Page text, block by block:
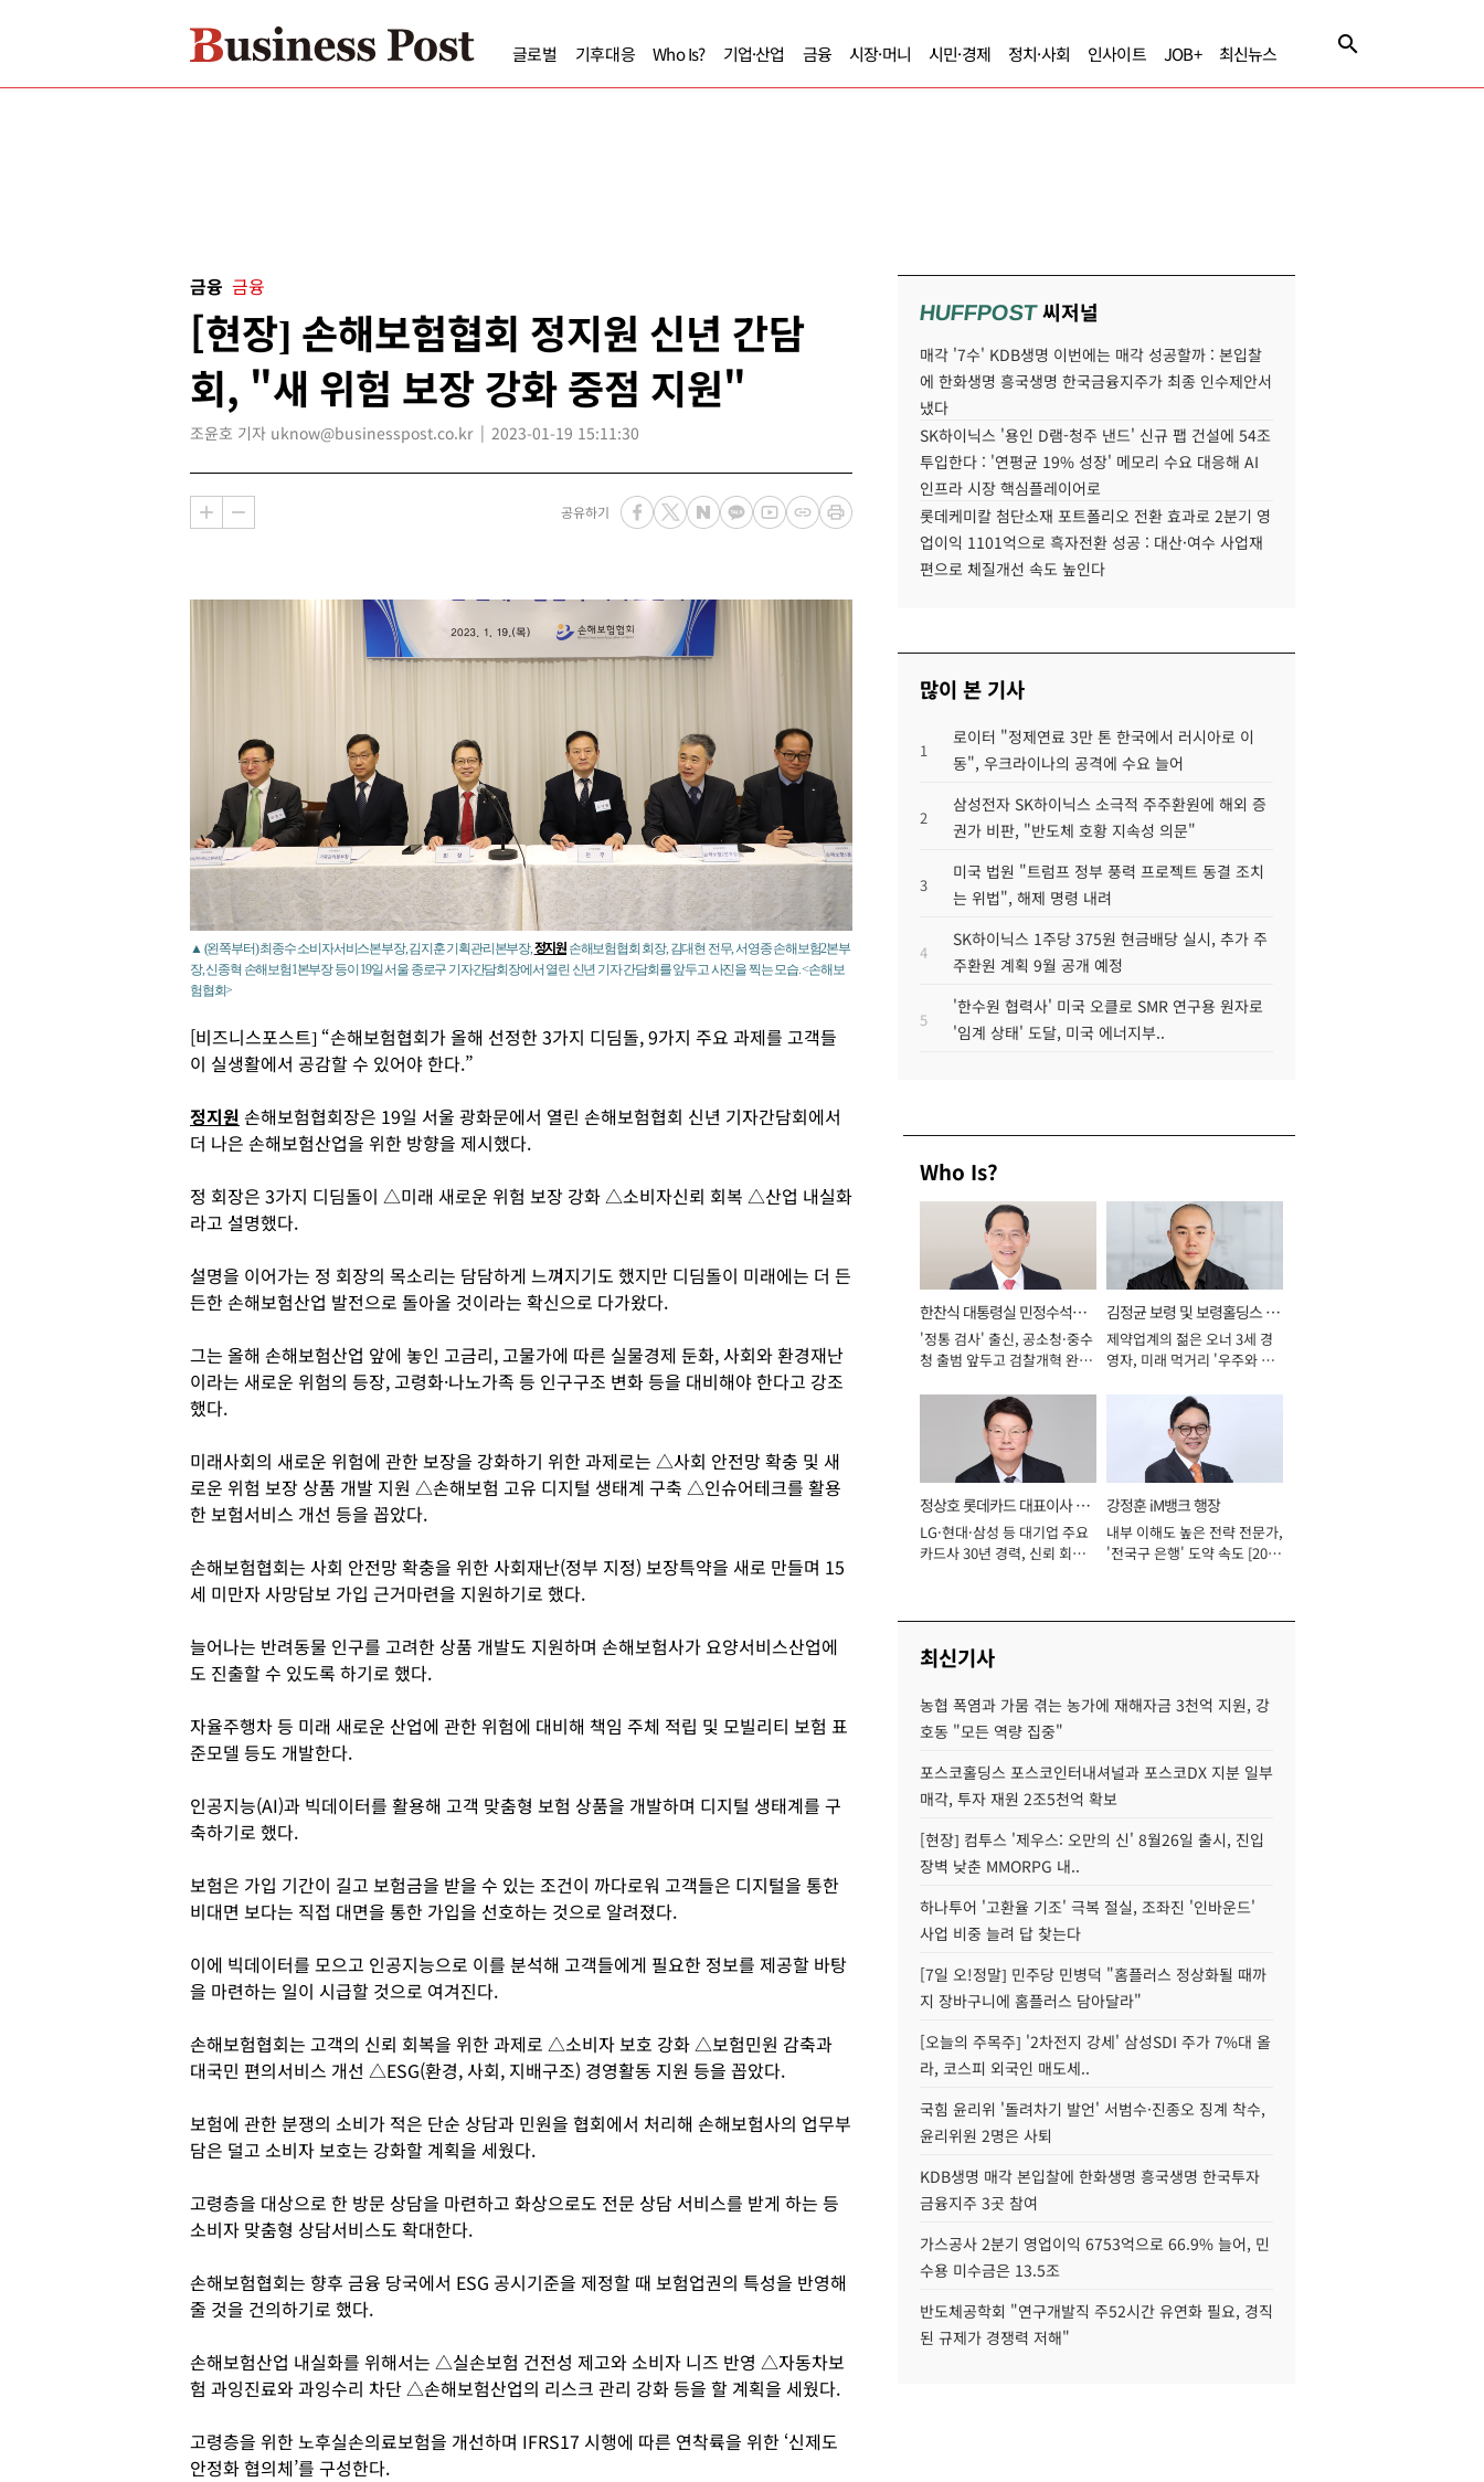
글로벌 기후대응 Who Is? 기업·산업 금융 시장·머니 시민·경제 정치·사회 인사이트 JOB+ 최신뉴스
금융 금융
[현장] 손해보험협회 정지원 신년 간담
회, "새 위험 보장 강화 중점 지원"
조윤호 기자 uknow@businesspost.co.kr 2023-01-19 15:11:30
공유하기
▲ (왼쪽부터) 최종수 소비자서비스본부장, 김지훈 기획관리본부장,정지원 손해보험협회 회장, 김대현 전무, 서영종 손해보험2본부
장, 신종혁 손해보험1본부장 등이 19일 서울 종로구 기자간담회장에서 열린 신년 기자 간담회를 앞두고 사진을 찍는 모습. <손해보
험협회>
[비즈니스포스트] “손해보험협회가 올해 선정한 3가지 디딤돌, 9가지 주요 과제를 고객들
이 실생활에서 공감할 수 있어야 한다.”
정지원 손해보험협회장은 19일 서울 광화문에서 열린 손해보험협회 신년 기자간담회에서
더 나은 손해보험산업을 위한 방향을 제시했다.
정 회장은 3가지 디딤돌이 △미래 새로운 위험 보장 강화 △소비자신뢰 회복 △산업 내실화
라고 설명했다.
설명을 이어가는 정 회장의 목소리는 담담하게 느껴지기도 했지만 디딤돌이 미래에는 더 든
든한 손해보험산업 발전으로 돌아올 것이라는 확신으로 다가왔다.
그는 올해 손해보험산업 앞에 놓인 고금리, 고물가에 따른 실물경제 둔화, 사회와 환경재난
이라는 새로운 위험의 등장, 고령화·나노가족 등 인구구조 변화 등을 대비해야 한다고 강조
했다.
미래사회의 새로운 위험에 관한 보장을 강화하기 위한 과제로는 △사회 안전망 확충 및 새
로운 위험 보장 상품 개발 지원 △손해보험 고유 디지털 생태계 구축 △인슈어테크를 활용
한 보험서비스 개선 등을 꼽았다.
손해보험협회는 사회 안전망 확충을 위한 사회재난(정부 지정) 보장특약을 새로 만들며 15
세 미만자 사망담보 가입 근거마련을 지원하기로 했다.
늘어나는 반려동물 인구를 고려한 상품 개발도 지원하며 손해보험사가 요양서비스산업에
도 진출할 수 있도록 하기로 했다.
자율주행차 등 미래 새로운 산업에 관한 위험에 대비해 책임 주체 적립 및 모빌리티 보험 표
준모델 등도 개발한다.
인공지능(AI)과 빅데이터를 활용해 고객 맞춤형 보험 상품을 개발하며 디지털 생태계를 구
축하기로 했다.
보험은 가입 기간이 길고 보험금을 받을 수 있는 조건이 까다로워 고객들은 디지털을 통한
비대면 보다는 직접 대면을 통한 가입을 선호하는 것으로 알려졌다.
이에 빅데이터를 모으고 인공지능으로 이를 분석해 고객들에게 필요한 정보를 제공할 바탕
을 마련하는 일이 시급할 것으로 여겨진다.
손해보험협회는 고객의 신뢰 회복을 위한 과제로 △소비자 보호 강화 △보험민원 감축과
대국민 편의서비스 개선 △ESG(환경, 사회, 지배구조) 경영활동 지원 등을 꼽았다.
보험에 관한 분쟁의 소비가 적은 단순 상담과 민원을 협회에서 처리해 손해보험사의 업무부
담은 덜고 소비자 보호는 강화할 계획을 세웠다.
고령층을 대상으로 한 방문 상담을 마련하고 화상으로도 전문 상담 서비스를 받게 하는 등
소비자 맞춤형 상담서비스도 확대한다.
손해보험협회는 향후 금융 당국에서 ESG 공시기준을 제정할 때 보험업권의 특성을 반영해
줄 것을 건의하기로 했다.
손해보험산업 내실화를 위해서는 △실손보험 건전성 제고와 소비자 니즈 반영 △자동차보
험 과잉진료와 과잉수리 차단 △손해보험산업의 리스크 관리 강화 등을 할 계획을 세웠다.
고령층을 위한 노후실손의료보험을 개선하며 IFRS17 시행에 따른 연착륙을 위한 ‘신제도
안정화 협의체’를 구성한다.
HUFFPOST씨저널
매각 '7수' KDB생명 이번에는 매각 성공할까 : 본입찰
에 한화생명 흥국생명 한국금융지주가 최종 인수제안서
냈다
SK하이닉스 '용인 D램-청주 낸드' 신규 팹 건설에 54조
투입한다 : '연평균 19% 성장' 메모리 수요 대응해 AI
인프라 시장 핵심플레이어로
롯데케미칼 첨단소재 포트폴리오 전환 효과로 2분기 영
업이익 1101억으로 흑자전환 성공 : 대산·여수 사업재
편으로 체질개선 속도 높인다
많이 본 기사
1
로이터 "정제연료 3만 톤 한국에서 러시아로 이
동", 우크라이나의 공격에 수요 늘어
2
삼성전자 SK하이닉스 소극적 주주환원에 해외 증
권가 비판, "반도체 호황 지속성 의문"
3
미국 법원 "트럼프 정부 풍력 프로젝트 동결 조치
는 위법", 해제 명령 내려
4
SK하이닉스 1주당 375원 현금배당 실시, 추가 주
주환원 계획 9월 공개 예정
5
'한수원 협력사' 미국 오클로 SMR 연구용 원자로
'임계 상태' 도달, 미국 에너지부..
Who Is?
한찬식 대통령실 민정수석비
서관
'정통 검사' 출신, 공소청·중수
청 출범 앞두고 검찰개혁 완수
김정균 보령 및 보령홀딩스 대
표이사 사장
제약업계의 젊은 오너 3세 경
영자, 미래 먹거리 '우주와 헬
정상호 롯데카드 대표이사 사
장
LG·현대·삼성 등 대기업 주요
카드사 30년 경력, 신뢰 회복
강정훈 iM뱅크 행장
내부 이해도 높은 전략 전문가,
'전국구 은행' 도약 속도 [2026
최신기사
농협 폭염과 가뭄 겪는 농가에 재해자금 3천억 지원, 강
호동 "모든 역량 집중"
포스코홀딩스 포스코인터내셔널과 포스코DX 지분 일부
매각, 투자 재원 2조5천억 확보
[현장] 컴투스 '제우스: 오만의 신' 8월26일 출시, 진입
장벽 낮춘 MMORPG 내..
하나투어 '고환율 기조' 극복 절실, 조좌진 '인바운드'
사업 비중 늘려 답 찾는다
[7일 오!정말] 민주당 민병덕 "홈플러스 정상화될 때까
지 장바구니에 홈플러스 담아달라"
[오늘의 주목주] '2차전지 강세' 삼성SDI 주가 7%대 올
라, 코스피 외국인 매도세..
국힘 윤리위 '돌려차기 발언' 서범수·진종오 징계 착수,
윤리위원 2명은 사퇴
KDB생명 매각 본입찰에 한화생명 흥국생명 한국투자
금융지주 3곳 참여
가스공사 2분기 영업이익 6753억으로 66.9% 늘어, 민
수용 미수금은 13.5조
반도체공학회 "연구개발직 주52시간 유연화 필요, 경직
된 규제가 경쟁력 저해"